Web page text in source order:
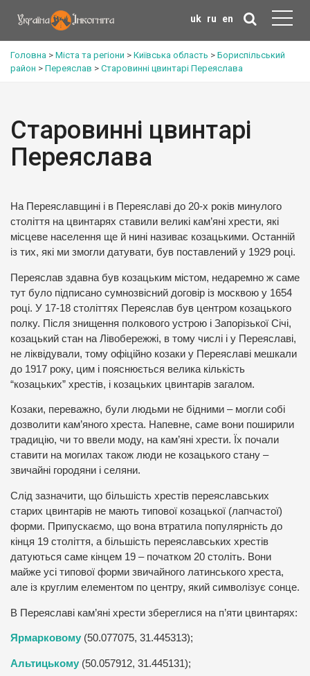
uk ru en
Головна > Міста та регіони > Київська область > Бориспільський
район > Переяслав > Старовинні цвинтарі Переяслава
Старовинні цвинтарі
Переяслава
На Переяславщині і в Переяславі до 20-х років минулого
століття на цвинтарях ставили великі кам’яні хрести, які
місцеве населення ще й нині називає козацькими. Останній
із тих, які ми змогли датувати, був поставлений у 1929 році.
Переяслав здавна був козацьким містом, недаремно ж саме
тут було підписано сумнозвісний договір із москвою у 1654
році. У 17-18 століттях Переяслав був центром козацького
полку. Після знищення полкового устрою і Запорізької Січі,
козацький стан на Лівобережжі, в тому числі і у Переяславі,
не ліквідували, тому офіційно козаки у Переяславі мешкали
до 1917 року, цим і пояснюється велика кількість
“козацьких” хрестів, і козацьких цвинтарів загалом.
Козаки, переважно, були людьми не бідними – могли собі
дозволити кам’яного хреста. Напевне, саме вони поширили
традицію, чи то ввели моду, на кам’яні хрести. Їх почали
ставити на могилах також люди не козацького стану –
звичайні городяни і селяни.
Слід зазначити, що більшість хрестів переяславських
старих цвинтарів не мають типової козацької (лапчастої)
форми. Припускаємо, що вона втратила популярність до
кінця 19 століття, а більшість переяславських хрестів
датуються саме кінцем 19 – початком 20 століть. Вони
майже усі типової форми звичайного латинського хреста,
але із круглим елементом по центру, який символізує сонце.
В Переяславі кам’яні хрести збереглися на п’яти цвинтарях:
Ярмарковому (50.077075, 31.445313);
Альтицькому (50.057912, 31.445131);